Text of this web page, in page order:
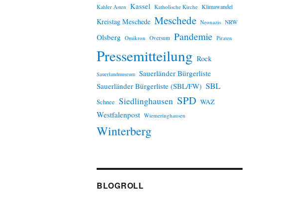
Kahler Asten Kassel Katholische Kirche Klimawandel
Kreistag Meschede Meschede Neonazis NRW
Olsberg Omikron Oversum Pandemie Piraten
Pressemitteilung Rock
Sauerlandmuseum Sauerländer Bürgerliste
Sauerländer Bürgerliste (SBL/FW) SBL
Schnee Siedlinghausen SPD WAZ
Westfalenpost Wiemeringhausen
Winterberg
BLOGROLL